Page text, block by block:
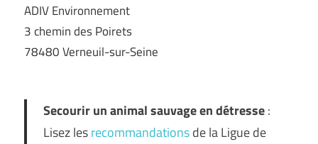
ADIV Environnement
3 chemin des Poirets
78480 Verneuil-sur-Seine
Secourir un animal sauvage en détresse:
Lisez lesrecommandationsde la Ligue de